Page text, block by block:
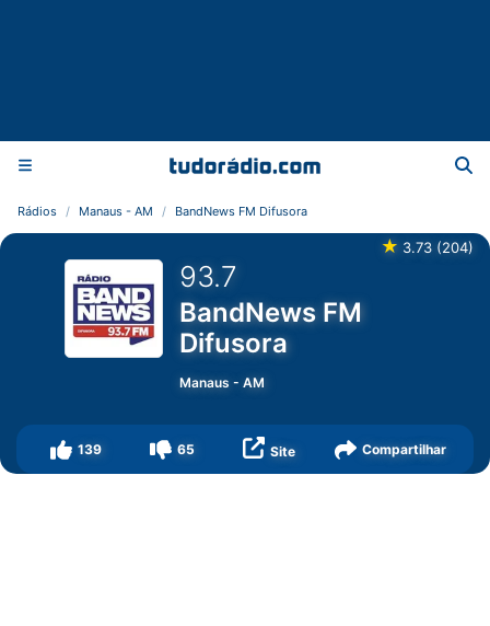
Rádios Manaus - AM BandNews FM Difusora
★ 3.73 (204)
93.7
BandNews FM
Difusora
Manaus -AM
139 65 Site Compartilhar